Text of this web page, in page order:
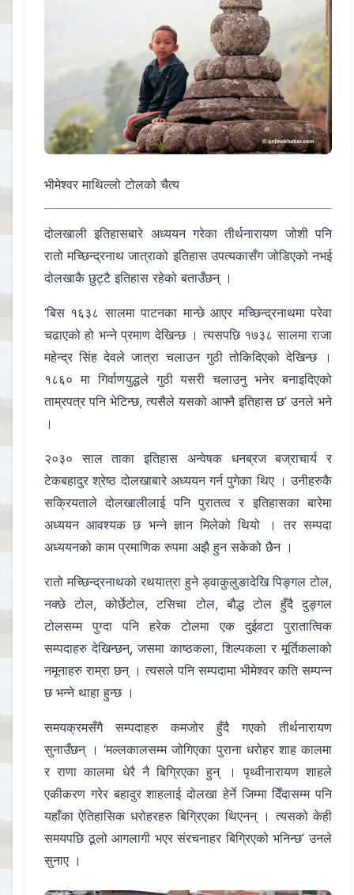
भीमेश्वर माथिल्लो टोलको चैत्य
दोलखाली इतिहासबारे अध्ययन गरेका तीर्थनारायण जोशी पनि
रातो मच्छिन्द्रनाथ जात्राको इतिहास उपत्यकासँग जोडिएको नभई
दोलखाकै छुट्टै इतिहास रहेको बताउँछन् ।
‘बिस १६३८ सालमा पाटनका मान्छे आएर मच्छिन्द्रनाथमा परेवा
चढाएको हो भन्ने प्रमाण देखिन्छ । त्यसपछि १७३८ सालमा राजा
महेन्द्र सिंह देवले जात्रा चलाउन गुठी तोकिदिएको देखिन्छ ।
१८६० मा गिर्वाणयुद्धले गुठी यसरी चलाउनु भनेर बनाइदिएको
ताम्रपत्र पनि भेटिन्छ, त्यसैले यसको आफ्नै इतिहास छ’ उनले भने
।
२०३० साल ताका इतिहास अन्वेषक धनब्रज बज्राचार्य र
टेकबहादुर श्रेष्ठ दोलखाबारे अध्ययन गर्न पुगेका थिए । उनीहरुकै
सक्रियताले दोलखालीलाई पनि पुरातत्व र इतिहासका बारेमा
अध्ययन आवश्यक छ भन्ने ज्ञान मिलेको थियो । तर सम्पदा
अध्ययनको काम प्रमाणिक रुपमा अझै हुन सकेको छैन ।
रातो मच्छिन्द्रनाथको रथयात्रा हुने ड्वाकुलुङादेखि पिङ्गल टोल,
नक्छे टोल, कोर्छेटोल, टसिचा टोल, बौद्ध टोल हुँदै दुङ्गल
टोलसम्म पुग्दा पनि हरेक टोलमा एक दुईवटा पुरातात्विक
सम्पदाहरु देखिन्छन्, जसमा काष्ठकला, शिल्पकला र मूर्तिकलाको
नमूनाहरु राम्रा छन् । त्यसले पनि सम्पदामा भीमेश्वर कति सम्पन्न
छ भन्ने थाहा हुन्छ ।
समयक्रमसँगै सम्पदाहरु कमजोर हुँदै गएको तीर्थनारायण
सुनाउँछन् । ‘मल्लकालसम्म जोगिएका पुराना धरोहर शाह कालमा
र राणा कालमा धेरै नै बिग्रिएका हुन् । पृथ्वीनारायण शाहले
एकीकरण गरेर बहादुर शाहलाई दोलखा हेर्ने जिम्मा दिँदासम्म पनि
यहाँका ऐतिहासिक धरोहरहरु बिग्रिएका थिएनन् । त्यसको केही
समयपछि ठूलो आगलागी भएर संरचनाहर बिग्रिएको भनिन्छ’ उनले
सुनाए ।